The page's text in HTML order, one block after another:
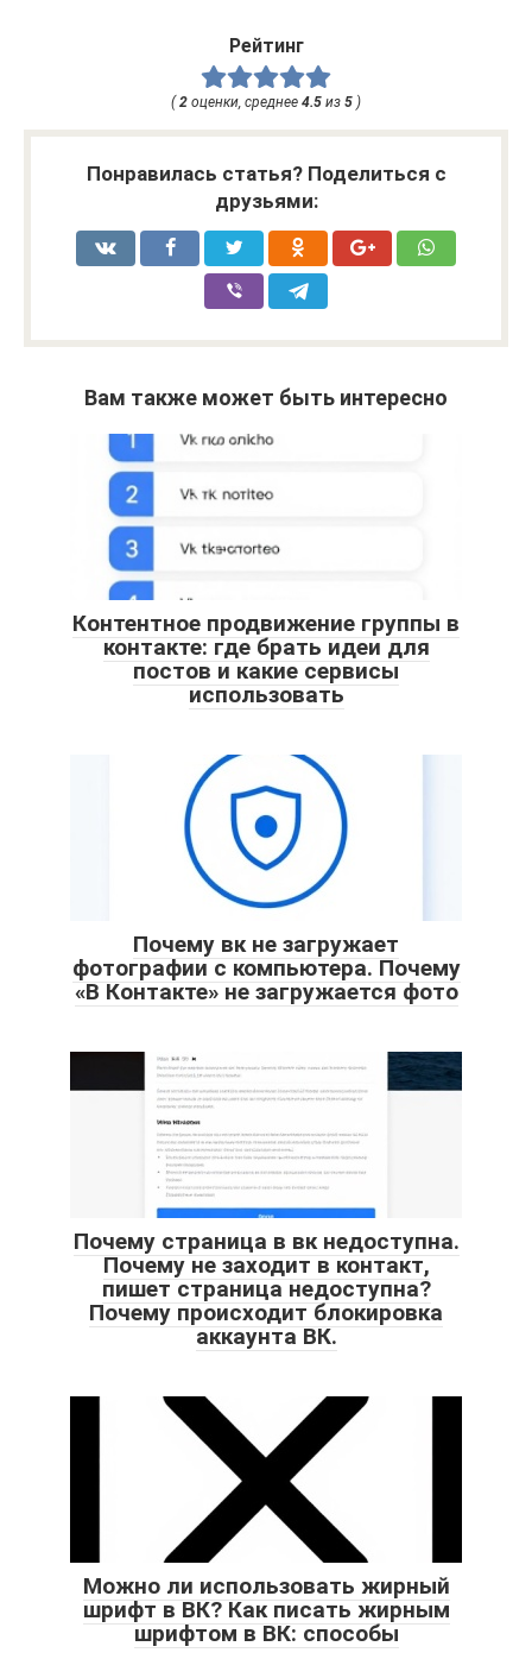
Рейтинг
(2 оценки, среднее 4.5 из 5 )
Понравилась статья? Поделиться с
друзьями:
Вам также может быть интересно
Контентное продвижение группы в
контакте: где брать идеи для
постов и какие сервисы
использовать
Почему вк не загружает
фотографии с компьютера. Почему
«В Контакте» не загружается фото
Почему страница в вк недоступна.
Почему не заходит в контакт,
пишет страница недоступна?
Почему происходит блокировка
аккаунта ВК.
Можно ли использовать жирный
шрифт в ВК? Как писать жирным
шрифтом в ВК: способы